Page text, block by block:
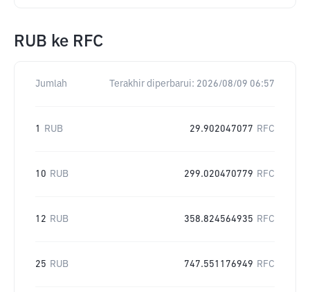
RUB ke RFC
Jumlah Terakhir diperbarui: 2026/08/09 06:57
1 RUB 29.902047077 RFC
10 RUB 299.020470779 RFC
12 RUB 358.824564935 RFC
25 RUB 747.551176949 RFC